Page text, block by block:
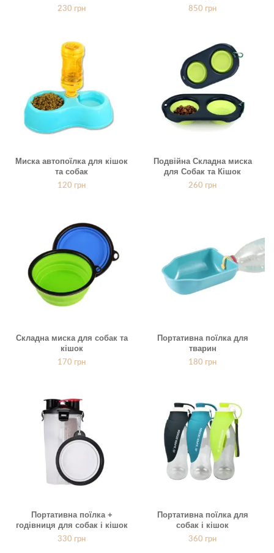
230 грн 850 грн
Миска автопоїлка для кішок
та собак
120 грн
Подвійна Складна миска
для Собак та Кішок
260 грн
Складна миска для собак та
кішок
170 грн
Портативна поїлка для
тварин
180 грн
Портативна поїлка +
годівниця для собак і кішок
330 грн
Портативна поїлка для
собак і кішок
360 грн